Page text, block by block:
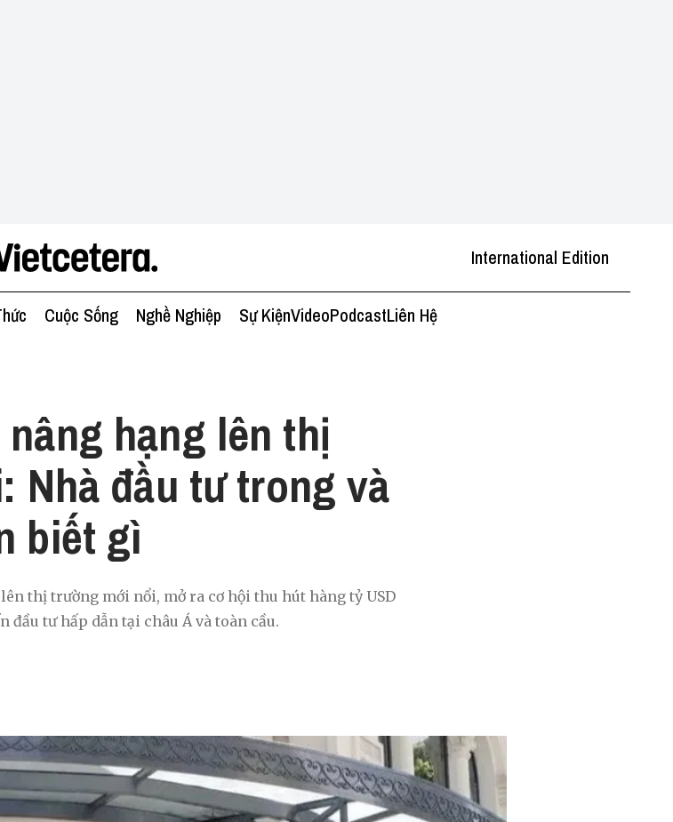
International Edition
Cuộc Sống Nghề Nghiệp Sự KiệnVideoPodcastLiên Hệ
hạng lên thị
Nhà đầu tư trong và
biết gì
thị trường mới nổi, mở ra cơ hội thu hút hàng tỷ USD
đầu tư hấp dẫn tại châu Á và toàn cầu.